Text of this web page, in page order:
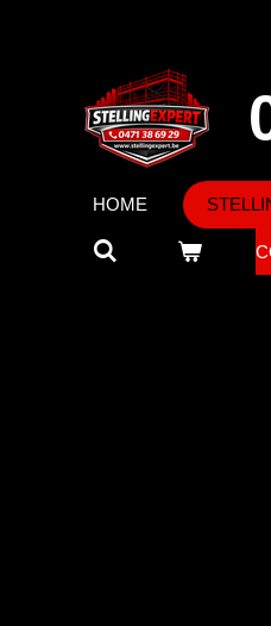
hoofdinhoud
HOME